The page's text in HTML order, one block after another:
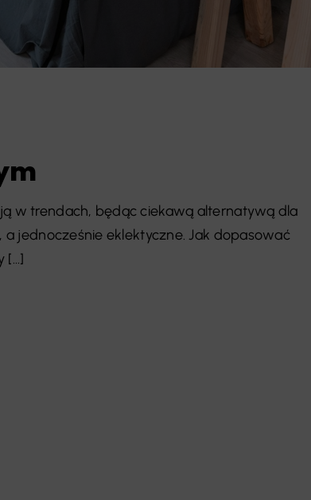
w trendach, będąc ciekawą alternatywą dla
jednocześnie eklektyczne. Jak dopasować